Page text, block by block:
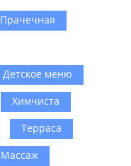
Прачечная
Детское меню
Химчиста
Терраса
Массаж